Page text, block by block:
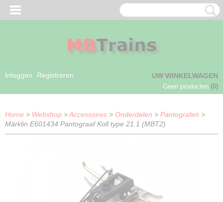
Inloggen Registreren UW WINKELWAGEN
Geen producten (0)
Home > Webshop >Accessoires > Onderdelen > Pantografen >
Märklin E601434 Pantograaf Koll type 21.1 (MBT2)